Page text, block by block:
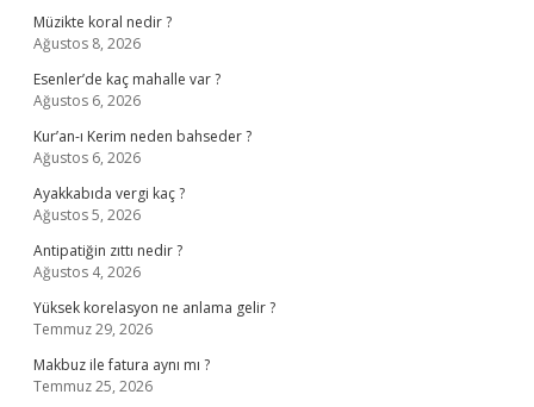
Müzikte koral nedir ?
Ağustos 8, 2026
Esenler’de kaç mahalle var ?
Ağustos 6, 2026
Kur’an-ı Kerim neden bahseder ?
Ağustos 6, 2026
Ayakkabıda vergi kaç ?
Ağustos 5, 2026
Antipatiğin zıttı nedir ?
Ağustos 4, 2026
Yüksek korelasyon ne anlama gelir ?
Temmuz 29, 2026
Makbuz ile fatura aynı mı ?
Temmuz 25, 2026